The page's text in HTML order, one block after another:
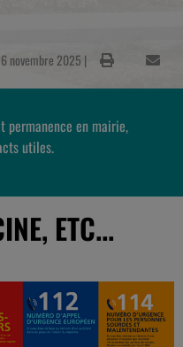
novembre 2025 |
permanence en mairie,
utiles.
ETC...